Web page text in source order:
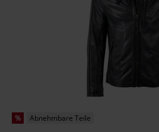
% Abnehmbare Teile